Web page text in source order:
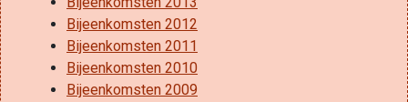
Bijeenkomsten 2012
Bijeenkomsten 2011
Bijeenkomsten 2010
Bijeenkomsten 2009